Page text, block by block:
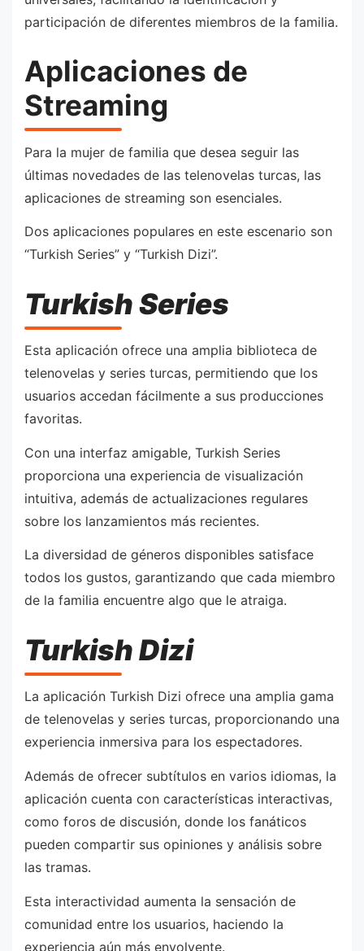
participación de diferentes miembros de la familia.
Aplicaciones de
Streaming
Para la mujer de familia que desea seguir las
últimas novedades de las telenovelas turcas, las
aplicaciones de streaming son esenciales.
Dos aplicaciones populares en este escenario son
“Turkish Series” y “Turkish Dizi”.
Turkish Series
Esta aplicación ofrece una amplia biblioteca de
telenovelas y series turcas, permitiendo que los
usuarios accedan fácilmente a sus producciones
favoritas.
Con una interfaz amigable, Turkish Series
proporciona una experiencia de visualización
intuitiva, además de actualizaciones regulares
sobre los lanzamientos más recientes.
La diversidad de géneros disponibles satisface
todos los gustos, garantizando que cada miembro
de la familia encuentre algo que le atraiga.
Turkish Dizi
La aplicación Turkish Dizi ofrece una amplia gama
de telenovelas y series turcas, proporcionando una
experiencia inmersiva para los espectadores.
Además de ofrecer subtítulos en varios idiomas, la
aplicación cuenta con características interactivas,
como foros de discusión, donde los fanáticos
pueden compartir sus opiniones y análisis sobre
las tramas.
Esta interactividad aumenta la sensación de
comunidad entre los usuarios, haciendo la
experiencia aún más envolvente.